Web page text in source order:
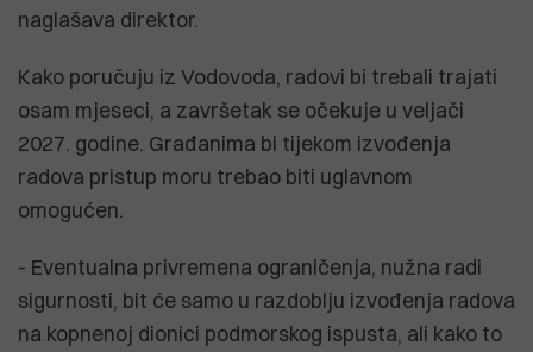
naglašava direktor.
Kako poručuju iz Vodovoda, radovi bi trebali trajati
osam mjeseci, a završetak se očekuje u veljači
2027. godine. Građanima bi tijekom izvođenja
radova pristup moru trebao biti uglavnom
omogućen.
- Eventualna privremena ograničenja, nužna radi
sigurnosti, bit će samo u razdoblju izvođenja radova
na kopnenoj dionici podmorskog ispusta, ali kako to